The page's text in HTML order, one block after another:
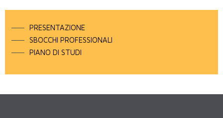
PRESENTAZIONE
SBOCCHI PROFESSIONALI
PIANO DI STUDI